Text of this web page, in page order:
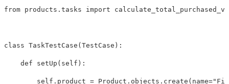
from products.tasks import
class TaskTestCase ( TestCase ):
def setUp ( self ):
self . product = Product . objects . create ( name=